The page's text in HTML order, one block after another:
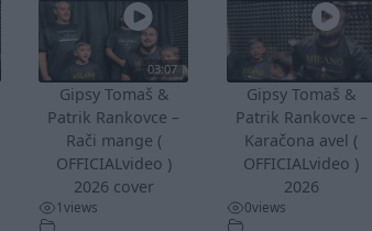
03:07
Gipsy Tomaš &
Patrik Rankovce –
Rači mange (
OFFICIALvideo )
2026 cover
1views
Gipsy Tomaš &
Patrik Rankovce –
Karačona avel (
OFFICIALvideo )
2026
0views